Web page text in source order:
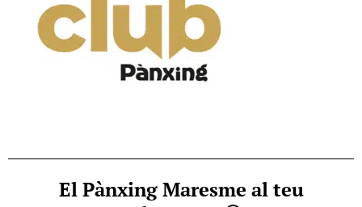
El Pànxing Maresme al teu